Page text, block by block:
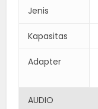
Jenis
Kapasitas
Adapter
AUDIO